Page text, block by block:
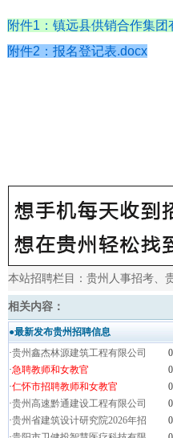
附件1：镇远县供销合作集
附件2：报名登记表.docx
本站招聘栏目： 贵州人事招考、
相关内容：
●最新发布贵州招聘信息
·贵州鑫杰林源建筑工程有限公司
·急聘教师和女教官
·仁怀市招聘教师和女教官
·贵州高速黔通建设工程有限公司
·贵州省建筑设计研究院2026年招